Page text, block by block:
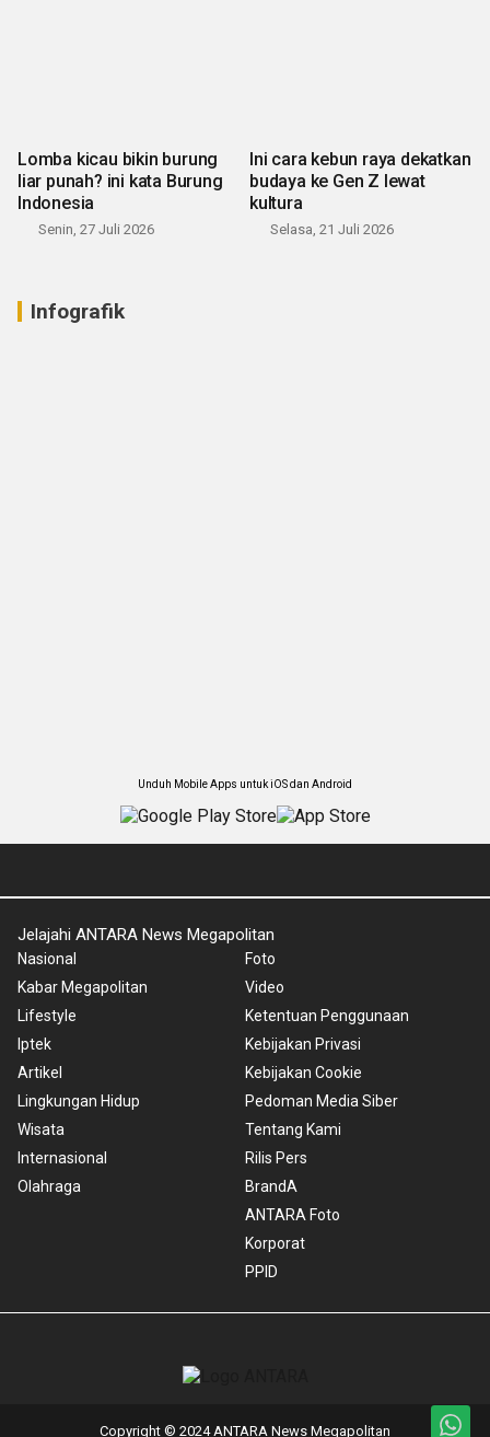
Lomba kicau bikin burung
liar punah? ini kata Burung
Indonesia
Senin, 27 Juli 2026
Ini cara kebun raya dekatkan
budaya ke Gen Z lewat
kultura
Selasa, 21 Juli 2026
Infografik
Unduh Mobile Apps untuk iOS dan Android
Jelajahi ANTARA News Megapolitan
Nasional
Kabar Megapolitan
Lifestyle
Iptek
Artikel
Lingkungan Hidup
Wisata
Internasional
Olahraga
Foto
Video
Ketentuan Penggunaan
Kebijakan Privasi
Kebijakan Cookie
Pedoman Media Siber
Tentang Kami
Rilis Pers
BrandA
ANTARA Foto
Korporat
PPID
Copyright © 2024 ANTARA News Megapolitan